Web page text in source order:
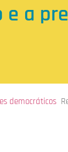
a
democráticos